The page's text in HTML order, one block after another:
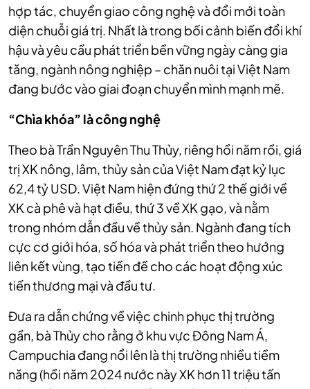
hợp tác, chuyển giao công nghệ và đổi mới toàn
diện chuỗi giá trị. Nhất là trong bối cảnh biến đổi khí
hậu và yêu cầu phát triển bền vững ngày càng gia
tăng, ngành nông nghiệp – chăn nuôi tại Việt Nam
đang bước vào giai đoạn chuyển mình mạnh mẽ.
“Chìa khóa” là công nghệ
Theo bà Trần Nguyên Thu Thủy, riêng hồi năm rồi, giá
trị XK nông, lâm, thủy sản của Việt Nam đạt kỷ lục
62,4 tỷ USD. Việt Nam hiện đứng thứ 2 thế giới về
XK cà phê và hạt điều, thứ 3 về XK gạo, và nằm
trong nhóm dẫn đầu về thủy sản. Ngành đang tích
cực cơ giới hóa, số hóa và phát triển theo hướng
liên kết vùng, tạo tiền đề cho các hoạt động xúc
tiến thương mại và đầu tư.
Đưa ra dẫn chứng về việc chinh phục thị trường
gần, bà Thủy cho rằng ở khu vực Đông Nam Á,
Campuchia đang nổi lên là thị trường nhiều tiềm
năng (hồi năm 2024 nước này XK hơn 11 triệu tấn